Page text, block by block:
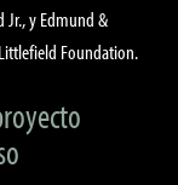
Jr., y Edmund &
Foundation.